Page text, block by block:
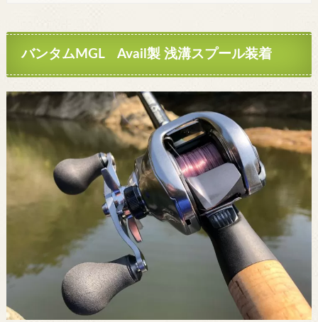
バンタムMGL Avail製 浅溝スプール装着